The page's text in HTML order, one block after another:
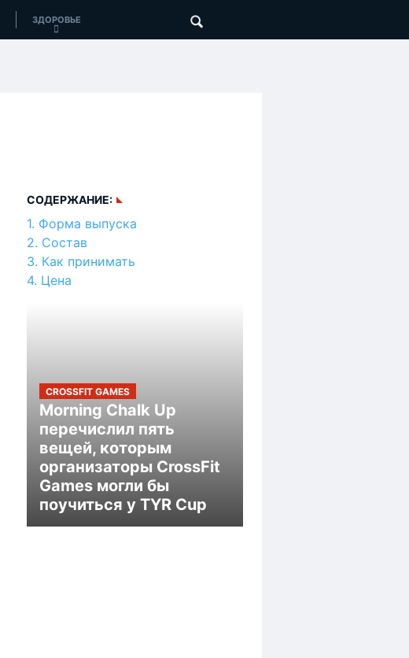
ЗДОРОВЬЕ
СОДЕРЖАНИЕ:
Форма выпуска
Состав
Как принимать
Цена
CROSSFIT GAMES
Morning Chalk Up
перечислил пять
вещей, которым
организаторы CrossFit
Games могли бы
поучиться у TYR Cup